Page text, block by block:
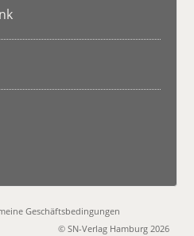
Geschäftsbedingungen
© SN-Verlag Hamburg 2026